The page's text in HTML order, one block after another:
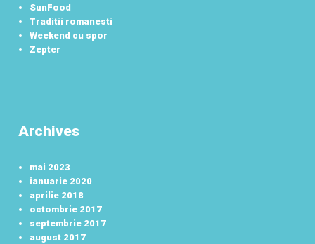
SunFood
Traditii romanesti
Weekend cu spor
Zepter
Archives
mai 2023
ianuarie 2020
aprilie 2018
octombrie 2017
septembrie 2017
august 2017